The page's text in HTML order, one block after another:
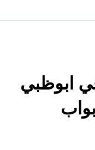
ابوظبي